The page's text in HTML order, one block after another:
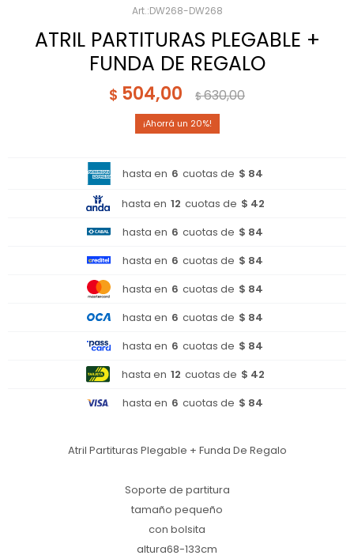
DW268-DW268
ATRIL PARTITURAS PLEGABLE +
FUNDA DE REGALO
$ 504,00 $630,00
20
hasta en 6 cuotas de $ 84
hasta en 12 cuotas de $ 42
hasta en 6 cuotas de $ 84
hasta en 6 cuotas de $ 84
hasta en 6 cuotas de $ 84
hasta en 6 cuotas de $ 84
hasta en 6 cuotas de $ 84
hasta en 12 cuotas de $ 42
hasta en 6 cuotas de $ 84
Atril Partituras Plegable + Funda De Regalo
Soporte de partitura
tamaño pequeño
con bolsita
altura68-133cm